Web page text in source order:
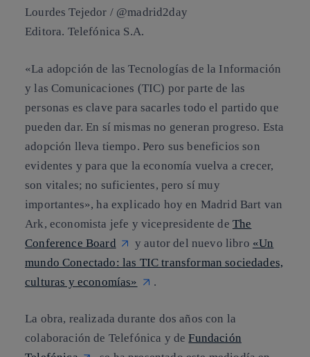
Lourdes Tejedor / @madrid2day
Editora. Telefónica S.A.
«La adopción de las Tecnologías de la Información
y las Comunicaciones (TIC) por parte de las
personas es clave para sacarles todo el partido que
pueden dar. En sí mismas no generan progreso. Esta
adopción lleva tiempo. Pero sus beneficios son
evidentes y para que la economía vuelva a crecer,
son vitales; no suficientes, pero sí muy
importantes», ha explicado hoy en Madrid Bart van
Ark, economista jefe y vicepresidente de The
Conference Board
y autor del nuevo libro «Un
mundo Conectado: las TIC transforman sociedades,
culturas y economías»
.
La obra, realizada durante dos años con la
colaboración de Telefónica y deFundación